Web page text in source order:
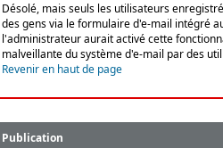
Désolé, mais seuls les utilisateurs
des gens via le formulaire d'e-mail intégré
l'administrateur aurait activé cette
malveillante du système d'e-mail par des
Revenir en haut de page
Publication